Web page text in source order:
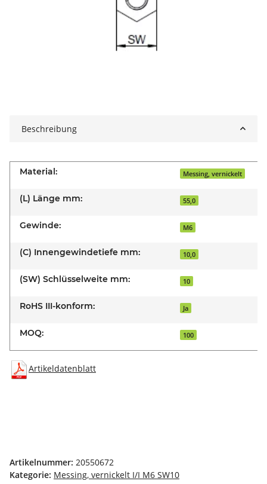
Beschreibung
Material: Messing, vernickelt
(L) Länge mm: 55,0
Gewinde: M6
(C) Innengewindetiefe mm: 10,0
(SW) Schlüsselweite mm: 10
RoHS III-konform: Ja
MOQ: 100
Artikeldatenblatt
Artikelnummer: 20550672
Kategorie: Messing, vernickelt I/I M6 SW10